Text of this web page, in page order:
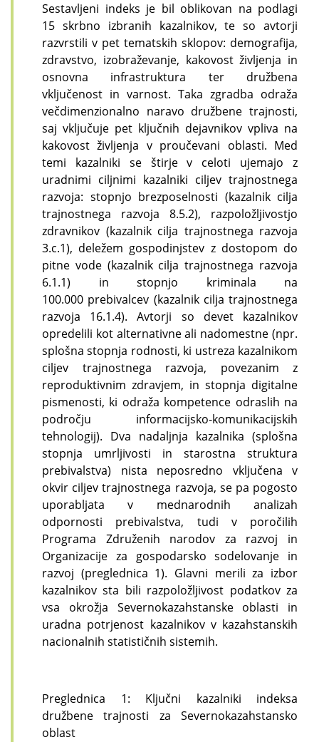
Sestavljeni indeks je bil oblikovan na podlagi
15 skrbno izbranih kazalnikov, te so avtorji
razvrstili v pet tematskih sklopov: demografija,
zdravstvo, izobraževanje, kakovost življenja in
osnovna infrastruktura ter družbena
vključenost in varnost. Taka zgradba odraža
večdimenzionalno naravo družbene trajnosti,
saj vključuje pet ključnih dejavnikov vpliva na
kakovost življenja v proučevani oblasti. Med
temi kazalniki se štirje v celoti ujemajo z
uradnimi ciljnimi kazalniki ciljev trajnostnega
razvoja: stopnjo brezposelnosti (kazalnik cilja
trajnostnega razvoja 8.5.2), razpoložljivostjo
zdravnikov (kazalnik cilja trajnostnega razvoja
3.c.1), deležem gospodinjstev z dostopom do
pitne vode (kazalnik cilja trajnostnega razvoja
6.1.1) in stopnjo kriminala na
100.000 prebivalcev (kazalnik cilja trajnostnega
razvoja 16.1.4). Avtorji so devet kazalnikov
opredelili kot alternativne ali nadomestne (npr.
splošna stopnja rodnosti, ki ustreza kazalnikom
ciljev trajnostnega razvoja, povezanim z
reproduktivnim zdravjem, in stopnja digitalne
pismenosti, ki odraža kompetence odraslih na
področju informacijsko-komunikacijskih
tehnologij). Dva nadaljnja kazalnika (splošna
stopnja umrljivosti in starostna struktura
prebivalstva) nista neposredno vključena v
okvir ciljev trajnostnega razvoja, se pa pogosto
uporabljata v mednarodnih analizah
odpornosti prebivalstva, tudi v poročilih
Programa Združenih narodov za razvoj in
Organizacije za gospodarsko sodelovanje in
razvoj (preglednica 1). Glavni merili za izbor
kazalnikov sta bili razpoložljivost podatkov za
vsa okrožja Severnokazahstanske oblasti in
uradna potrjenost kazalnikov v kazahstanskih
nacionalnih statističnih sistemih.
Preglednica 1: Ključni kazalniki indeksa
družbene trajnosti za Severnokazahstansko
oblast